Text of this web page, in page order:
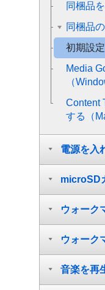
同梱品
同梱品
初期設
Media
（
Content
する（
電源を入
microSD
ウォーク
ウォーク
音楽を再